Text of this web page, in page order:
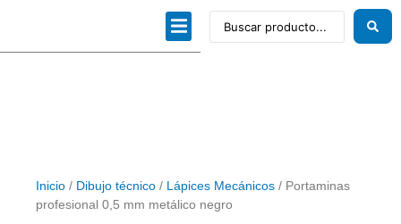
Inicio / Dibujo técnico / Lápices Mecánicos / Portaminas
profesional 0,5 mm metálico negro